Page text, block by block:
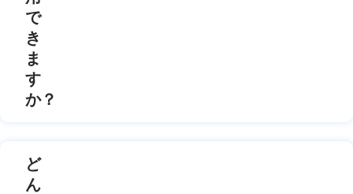
で
き
ま
す
か？
ど
ん